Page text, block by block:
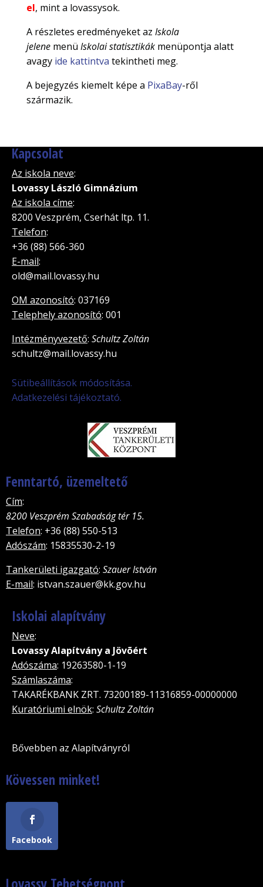
el, mint a lovassysok.
A részletes eredményeket az Iskola
jelene menü Iskolai statisztikákmenüpontja alatt
avagy ide kattintva tekintheti meg.
A bejegyzés kiemelt képe a PixaBay-ről
származik.
Kapcsolat
Az iskola neve:
Lovassy László Gimnázium
Az iskola címe:
8200 Veszprém, Cserhát ltp. 11.
Telefon:
+36 (88) 566-360
E-mail:
old@mail.lovassy.hu
OM azonosító: 037169
Telephely azonosító: 001
Intézményvezető: Schultz Zoltán
schultz@mail.lovassy.hu
Sütibeállítások módosítása.
Adatkezelési tájékoztató.
Fenntartó, üzemeltető
Cím:
8200 Veszprém Szabadság tér 15.
Telefon: +36 (88) 550-513
Adószám: 15835530-2-19
Tankerületi igazgató: Szauer István
E-mail: istvan.szauer@kk.gov.hu
Iskolai alapítvány
Neve:
Lovassy Alapítvány a Jövõért
Adószáma: 19263580-1-19
Számlaszáma:
TAKARÉKBANK ZRT. 73200189-11316859-00000000
Kuratóriumi elnök: Schultz Zoltán
Bővebben az Alapítványról
Kövessen minket!
Facebook
Lovassy Tehetségpont